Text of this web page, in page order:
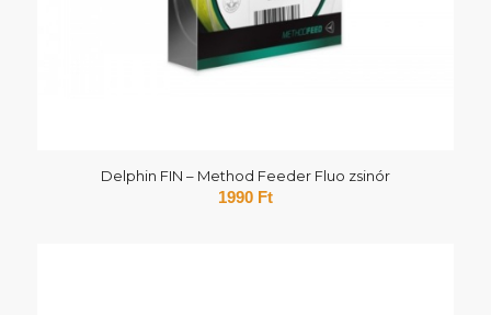
Delphin FIN – Method Feeder Fluo zsinór
1990 Ft